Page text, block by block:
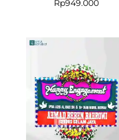
Rp949.000